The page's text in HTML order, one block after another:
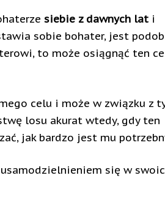
siebie z dawnych lat i
sobie bohater, jest
to może osiągnąć ten
celu i może w związku z
losu akurat wtedy, gdy ten
jak bardzo jest mu
się w